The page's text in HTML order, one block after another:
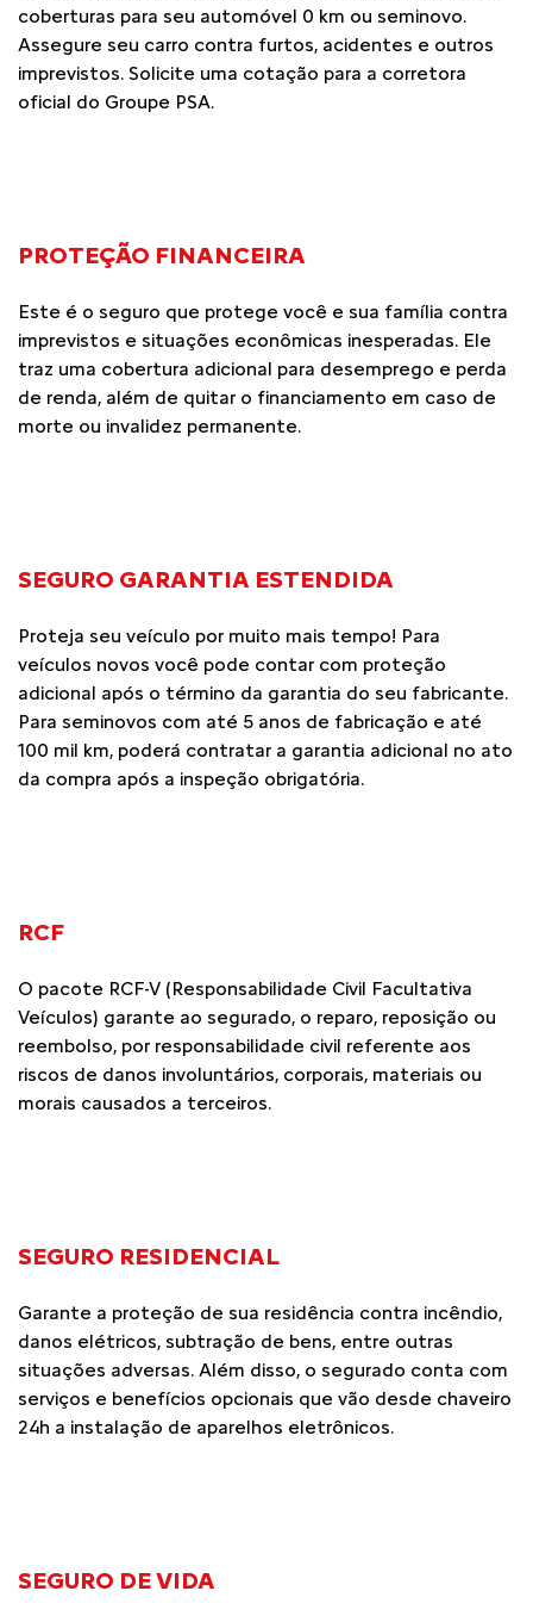
coberturas para seu automóvel 0 km ou seminovo.
Assegure seu carro contra furtos, acidentes e outros
imprevistos. Solicite uma cotação para a corretora
oficial do Groupe PSA.
PROTEÇÃO FINANCEIRA
Este é o seguro que protege você e sua família contra
imprevistos e situações econômicas inesperadas. Ele
traz uma cobertura adicional para desemprego e perda
de renda, além de quitar o financiamento em caso de
morte ou invalidez permanente.
SEGURO GARANTIA ESTENDIDA
Proteja seu veículo por muito mais tempo! Para
veículos novos você pode contar com proteção
adicional após o término da garantia do seu fabricante.
Para seminovos com até 5 anos de fabricação e até
100 mil km, poderá contratar a garantia adicional no ato
da compra após a inspeção obrigatória.
RCF
O pacote RCF-V (Responsabilidade Civil Facultativa
Veículos) garante ao segurado, o reparo, reposição ou
reembolso, por responsabilidade civil referente aos
riscos de danos involuntários, corporais, materiais ou
morais causados a terceiros.
SEGURO RESIDENCIAL
Garante a proteção de sua residência contra incêndio,
danos elétricos, subtração de bens, entre outras
situações adversas. Além disso, o segurado conta com
serviços e benefícios opcionais que vão desde chaveiro
24h a instalação de aparelhos eletrônicos.
SEGURO DE VIDA